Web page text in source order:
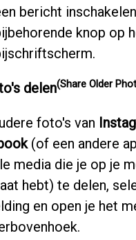
bericht
knop op
delen(Share Older
foto's van
(of een andere
media die je op je
hebt) te delen,
en open je het